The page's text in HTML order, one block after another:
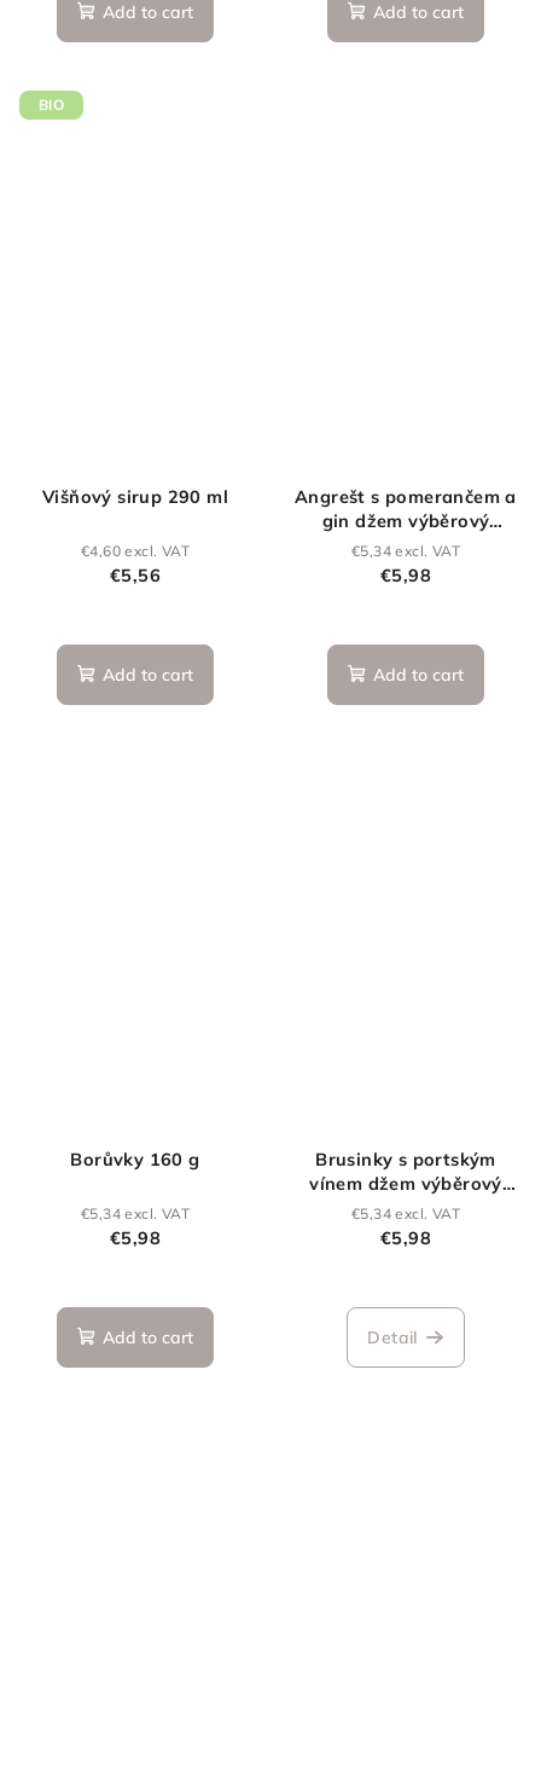
Add to cart Add to cart
BIO
Višňový sirup 290 ml
€4,60 excl. VAT
€5,56
Add to cart
Angrešt s pomerančem a
gin džem výběrový
(extra) 160 g
€5,34 excl. VAT
€5,98
Add to cart
Borůvky 160 g
€5,34 excl. VAT
€5,98
Add to cart
Brusinky s portským
vínem džem výběrový
(extra) 160g
€5,34 excl. VAT
€5,98
Detail